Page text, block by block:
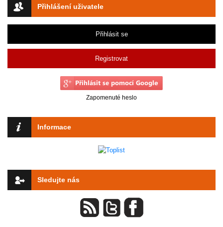
Přihlášení uživatele
Přihlásit se
Registrovat
Zapomenuté heslo
Informace
Sledujte nás